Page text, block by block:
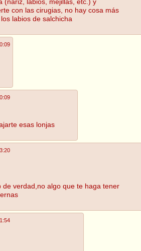
con las cirugias, no hay cosa más
labios de salchicha
esas lonjas
de verdad,no algo que te haga tener